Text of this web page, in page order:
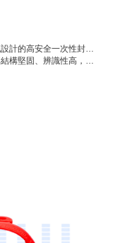
的高安全一次性封條。
各大航運與物流公司保障貨物安全的標準配備。